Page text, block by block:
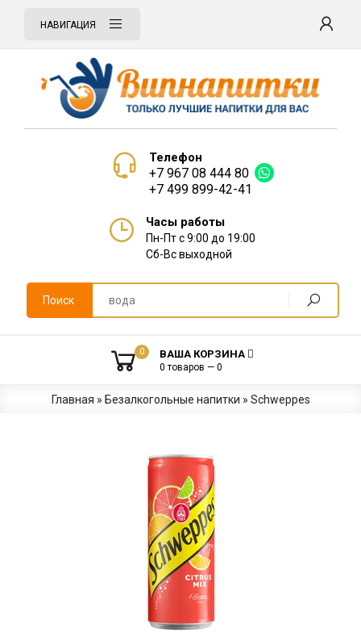
НАВИГАЦИЯ
Телефон
+7 967 08 444 80
+7 499 899-42-41
Часы работы
Пн-Пт с 9:00 до 19:00
Сб-Вс выходной
Поиск
0 ВАША КОРЗИНА
0 товаров — 0
Главная » Безалкогольные напитки » Schweppes